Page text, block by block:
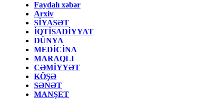
Faydalı xəbər
Arxiv
SİYASƏT
İQTİSADİYYAT
DÜNYA
MEDİCİNA
MARAQLI
CƏMİYYƏT
KÖŞƏ
SƏNƏT
MANŞET